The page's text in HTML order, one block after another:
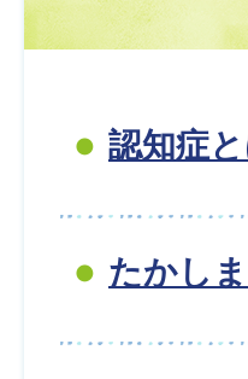
認知症
たかし